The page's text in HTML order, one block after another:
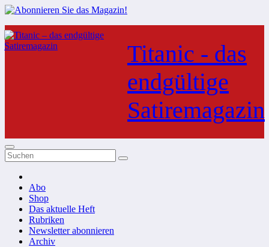
Zum
Inhalt
springen
Titanic - das
endgültige
Satiremagazin
Abo
Shop
Das aktuelle Heft
Rubriken
Newsletter abonnieren
Archiv